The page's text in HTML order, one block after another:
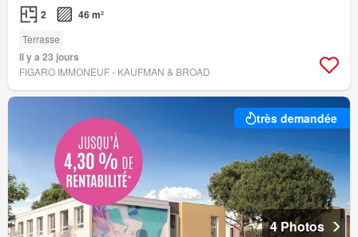
2 46 m²
Terrasse
Il y a 23 jours
FIGARO IMMONEUF - KAUFMAN & BROAD
très demandée
4 Photos